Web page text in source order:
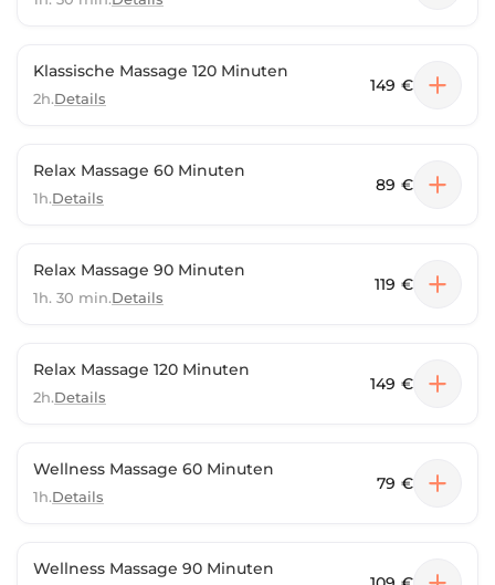
Klassische Massage 120 Minuten
2h.Details
149 €
Relax Massage 60 Minuten
1h.Details
89 €
Relax Massage 90 Minuten
1h. 30 min.Details
119 €
Relax Massage 120 Minuten
2h.Details
149 €
Wellness Massage 60 Minuten
1h.Details
79 €
Wellness Massage 90 Minuten